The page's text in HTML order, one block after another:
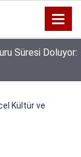
Süresi Doluyor:
Kültür ve